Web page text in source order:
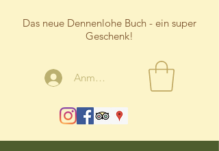
Das neue Dennenlohe Buch - ein super
Geschenk!
Anmelden